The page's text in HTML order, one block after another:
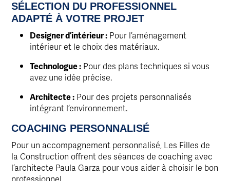
SÉLECTION DU PROFESSIONNEL
ADAPTÉ À VOTRE PROJET
Designer d’intérieur : Pour l’aménagement
intérieur et le choix des matériaux.
Technologue : Pour des plans techniques si vous
avez une idée précise.
Architecte : Pour des projets personnalisés
intégrant l’environnement.
COACHING PERSONNALISÉ
Pour un accompagnement personnalisé, Les Filles de
la Construction offrent des séances de coaching avec
l’architecte Paula Garza pour vous aider à choisir le bon